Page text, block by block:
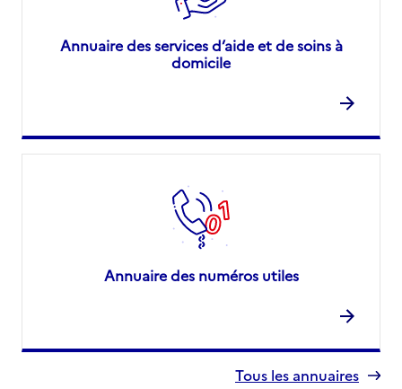
Annuaire des services d’aide et de soins à
domicile
Annuaire des numéros utiles
Tous les annuaires